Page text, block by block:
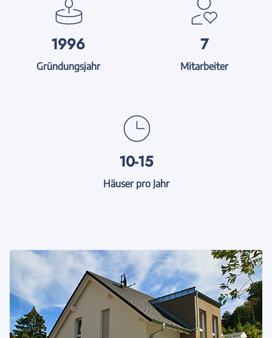
1996
Gründungsjahr
7
Mitarbeiter
10-15
Häuser pro Jahr